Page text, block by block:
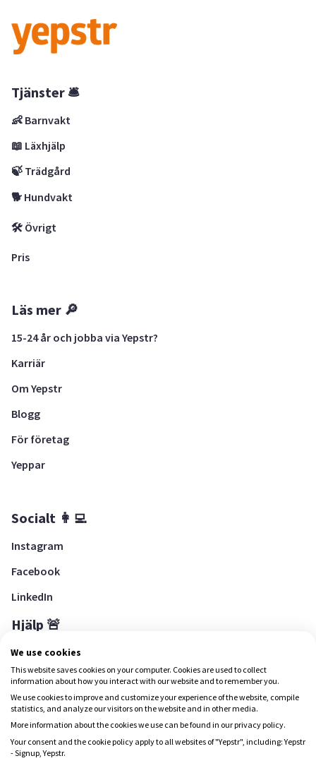
Tjänster 🛎
👶 Barnvakt
📖 Läxhjälp
🍃 Trädgård
🐕 Hundvakt
🛠 Övrigt
Pris
Läs mer 🔎
15-24 år och jobba via Yepstr?
Karriär
Om Yepstr
Blogg
För företag
Yeppar
Socialt 👩‍💻
Instagram
Facebook
LinkedIn
Hjälp 🚨
Hjälpcenter
Ladda ned Yepstr
Ladda ned Yepstr
We use cookies
This website saves cookies on your computer. Cookies are used to collect
information about how you interact with our website and to remember you.
We use cookies to improve and customize your experience of the website, compile
statistics, and analyze our visitors on the website and in other media.
More information about the cookies we use can be found in our privacy policy.
Your consent and the cookie policy apply to all websites of "Yepstr", including: Yepstr
- Signup, Yepstr.